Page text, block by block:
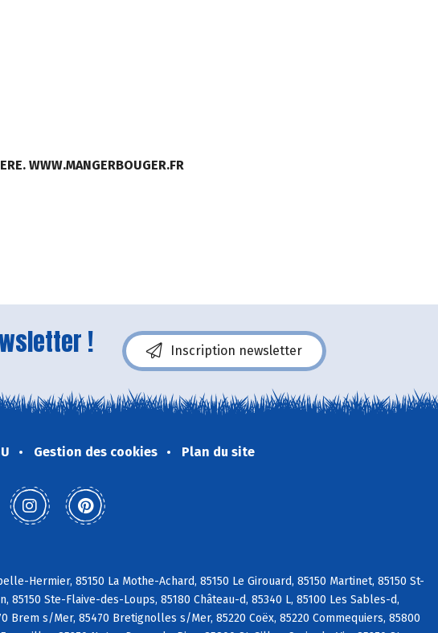
WWW.MANGERBOUGER.FR
! Inscription newsletter
Gestion des cookies Plan du site
Hermier, 85150 La Mothe-Achard, 85150 Le Girouard, 85150 Martinet, 85150 St-
Ste-Flaive-des-Loups, 85180 Château-d, 85340 L, 85100 Les Sables-d,
Brem s/Mer, 85470 Bretignolles s/Mer, 85220 Coëx, 85220 Commequiers, 85800